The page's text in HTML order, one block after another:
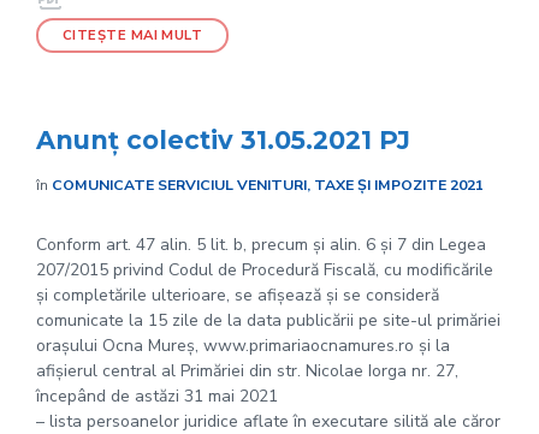
CITEȘTE MAI MULT
Anunț colectiv 31.05.2021 PJ
în COMUNICATE SERVICIUL VENITURI, TAXE ȘI IMPOZITE 2021
Conform art. 47 alin. 5 lit. b, precum și alin. 6 și 7 din Legea
207/2015 privind Codul de Procedură Fiscală, cu modificările
și completările ulterioare, se afișează și se consideră
comunicate la 15 zile de la data publicării pe site-ul primăriei
orașului Ocna Mureș, www.primariaocnamures.ro și la
afișierul central al Primăriei din str. Nicolae Iorga nr. 27,
începând de astăzi 31 mai 2021
– lista persoanelor juridice aflate în executare silită ale căror